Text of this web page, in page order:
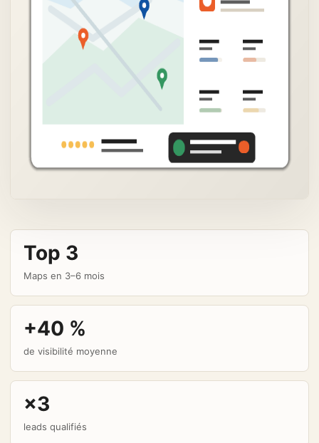
Top 3
Maps en 3–6 mois
+40 %
de visibilité moyenne
×3
leads qualifiés